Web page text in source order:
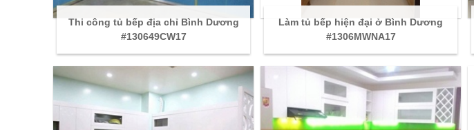
Thi công tủ bếp địa chỉ Bình Dương
#130649CW17
Làm tủ bếp hiện đại ở Bình Dương
#1306MWNA17